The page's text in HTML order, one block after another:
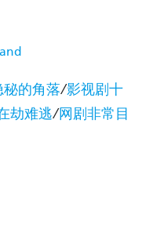
的角落/影视剧十
劫难逃/网剧非常目